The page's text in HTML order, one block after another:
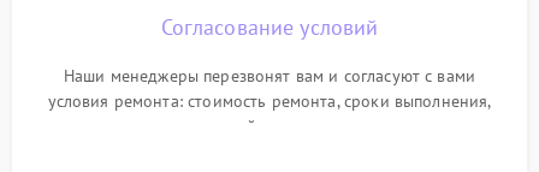
Согласование условий
Наши менеджеры перезвонят вам и согласуют с вами
условия ремонта: стоимость ремонта, сроки выполнения,
гарантийные условия